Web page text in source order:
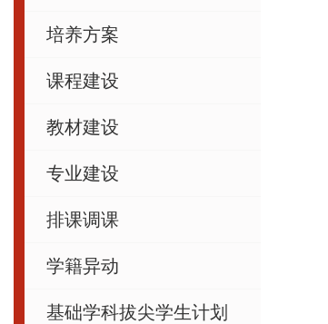
培养方案
课程建设
教材建设
专业建设
排课调课
学籍异动
基础学科拔尖学生计划